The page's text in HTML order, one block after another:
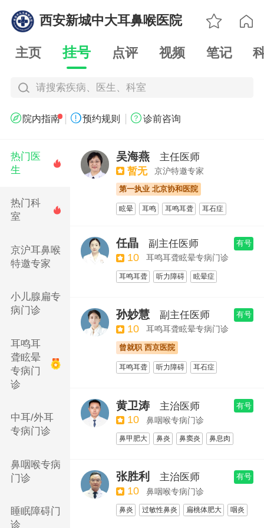
西安新城中大耳鼻喉医院 西安新城
 
主页 挂号 点评 视频 笔记
请搜索疾病、医生、科室
 院内指南 预约规则 诊前咨询
热门医
生

热门科
室

京沪耳鼻喉
特邀专家
小儿腺扁专
病门诊
耳鸣耳
聋眩晕
专病门
诊
中耳/外耳
专病门诊
鼻咽喉专病
门诊
睡眠障碍门
诊
吴海燕
主任医师
暂无
京沪特邀专家
第一执业 北京协和医院
眩晕 耳鸣 耳鸣耳聋
耳石症
儿童腺样体肥大
任晶 副主任医师 有号
10 耳鸣耳聋眩晕专病门诊
耳鸣耳聋 听力障碍
眩晕症
中耳炎微创手术及听力重建
孙妙慧 副主任医师 有号
10 耳鸣耳聋眩晕专病门诊
曾就职 西京医院
耳鸣耳聋 听力障碍
耳石症
中耳炎微创手术及听力重建
黄卫涛 主治医师 有号
10 鼻咽喉专病门诊
鼻甲肥大 鼻炎 鼻窦炎
鼻息肉
张胜利 主治医师 有号
10 鼻咽喉专病门诊
鼻炎 过敏性鼻炎 扁桃体肥大
咽炎